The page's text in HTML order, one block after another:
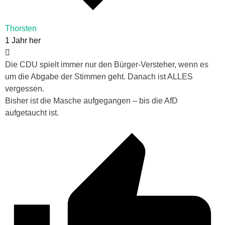
Thorsten
1 Jahr her
Die CDU spielt immer nur den Bürger-Versteher, wenn es
um die Abgabe der Stimmen geht. Danach ist ALLES
vergessen.
Bisher ist die Masche aufgegangen – bis die AfD
aufgetaucht ist.